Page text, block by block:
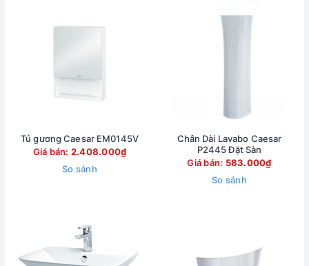
Tủ gương Caesar EM0145V
Giá bán: 2.408.000₫
So sánh
Chân Dài Lavabo Caesar
P2445 Đặt Sàn
Giá bán: 583.000₫
So sánh